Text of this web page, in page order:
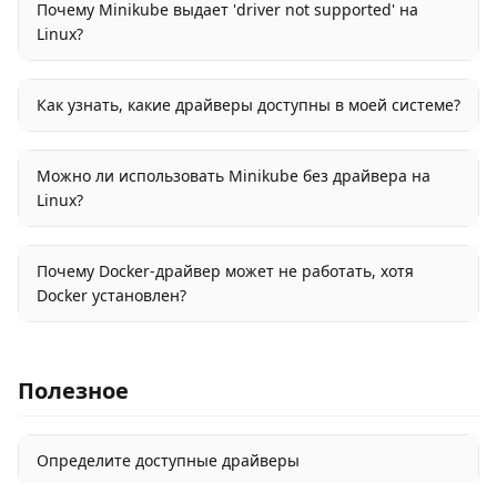
Почему Minikube выдает 'driver not supported' на
Linux?
Как узнать, какие драйверы доступны в моей системе?
Можно ли использовать Minikube без драйвера на
Linux?
Почему Docker-драйвер может не работать, хотя
Docker установлен?
Полезное
Определите доступные драйверы